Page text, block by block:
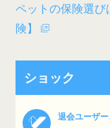
ペットの保険選
険】
ショック
退会ユーザー